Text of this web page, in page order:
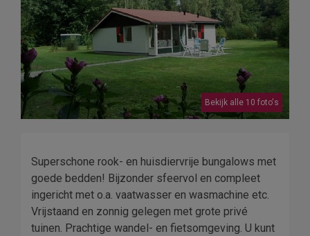
Bekijk alle 10 foto's
Superschone rook- en huisdiervrije bungalows met
goede bedden! Bijzonder sfeervol en compleet
ingericht met o.a. vaatwasser en wasmachine etc.
Vrijstaand en zonnig gelegen met grote privé
tuinen. Prachtige wandel- en fietsomgeving. U kunt